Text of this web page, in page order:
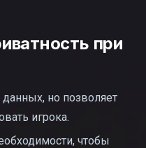
при
но позволяет
игрока.
чтобы